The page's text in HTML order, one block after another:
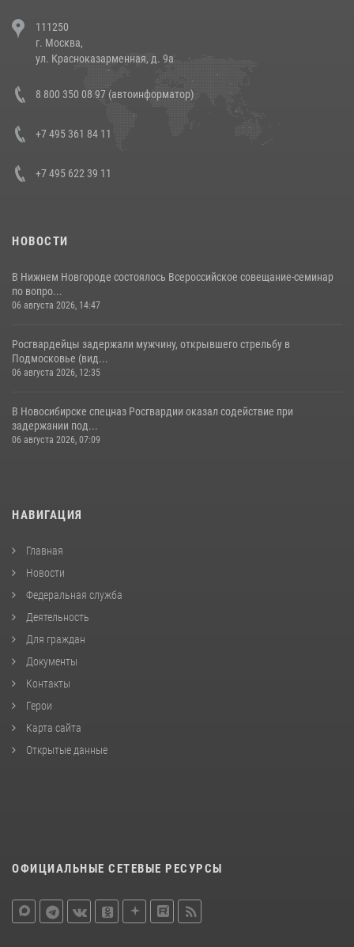
напавших на бригаду скорой помощи (видео)
14 июля 2026, 12:20
В Росгвардии прошла военно-научная конференция по обобщению
боевого опыта
111250
г. Москва,
ул. Красноказарменная, д. 9а
8 800 350 08 97 (автоинформатор)
+7 495 361 84 11
+7 495 622 39 11
НОВОСТИ
В Нижнем Новгороде состоялось Всероссийское совещание-семинар
по вопро...
06 августа 2026, 14:47
Росгвардейцы задержали мужчину, открывшего стрельбу в
Подмосковье (вид...
06 августа 2026, 12:35
В Новосибирске спецназ Росгвардии оказал содействие при
задержании под...
06 августа 2026, 07:09
НАВИГАЦИЯ
Главная
Новости
Федеральная служба
Деятельность
Для граждан
Документы
Контакты
Герои
Карта сайта
Открытые данные
ОФИЦИАЛЬНЫЕ СЕТЕВЫЕ РЕСУРСЫ